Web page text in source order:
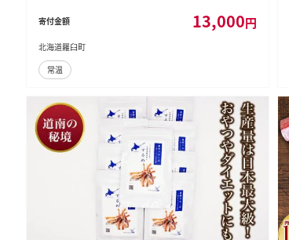
生産者 支援 応援
寄付金額 13,000円
北海道羅臼町
常温